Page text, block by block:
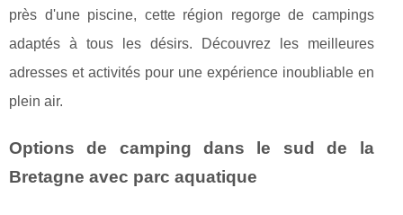
près d'une piscine, cette région regorge de campings
adaptés à tous les désirs. Découvrez les meilleures
adresses et activités pour une expérience inoubliable en
plein air.
Options de camping dans le sud de la
Bretagne avec parc aquatique